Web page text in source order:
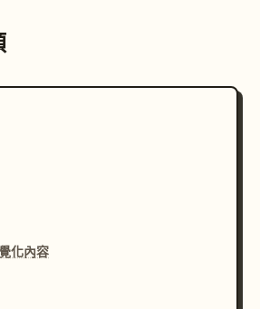
化內容